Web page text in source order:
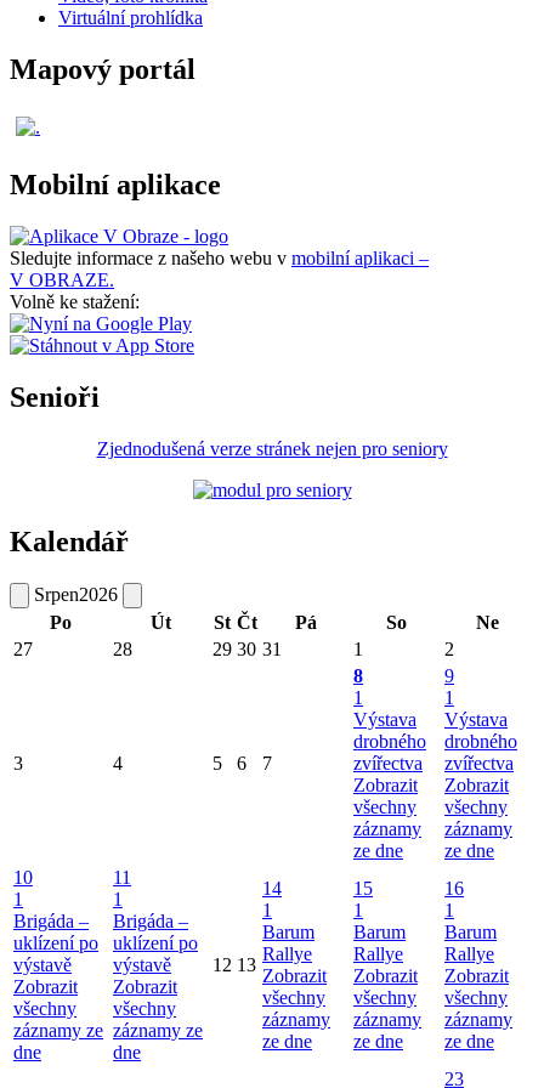
Virtuální prohlídka
Mapový portál
Mobilní aplikace
Sledujte informace z našeho webu v mobilní aplikaci –
V OBRAZE.
Volně ke stažení:
Senioři
Zjednodušená verze stránek nejen pro seniory
Kalendář
Srpen2026
Po
Út St Čt Pá So
Ne
27
28 29 30 31 1 2
3 4 5 6 7
8
1
Výstava
drobného
zvířectva
Zobrazit
všechny
záznamy
ze dne
9
1
Výstava
drobného
zvířectva
Zobrazit
všechny
záznamy
ze dne
10
1
Brigáda –
uklízení po
výstavě
Zobrazit
všechny
záznamy ze
dne
11
1
Brigáda –
uklízení po
výstavě
Zobrazit
všechny
záznamy ze
dne
12 13
14
1
Barum
Rallye
Zobrazit
všechny
záznamy
ze dne
15
1
Barum
Rallye
Zobrazit
všechny
záznamy
ze dne
16
1
Barum
Rallye
Zobrazit
všechny
záznamy
ze dne
23